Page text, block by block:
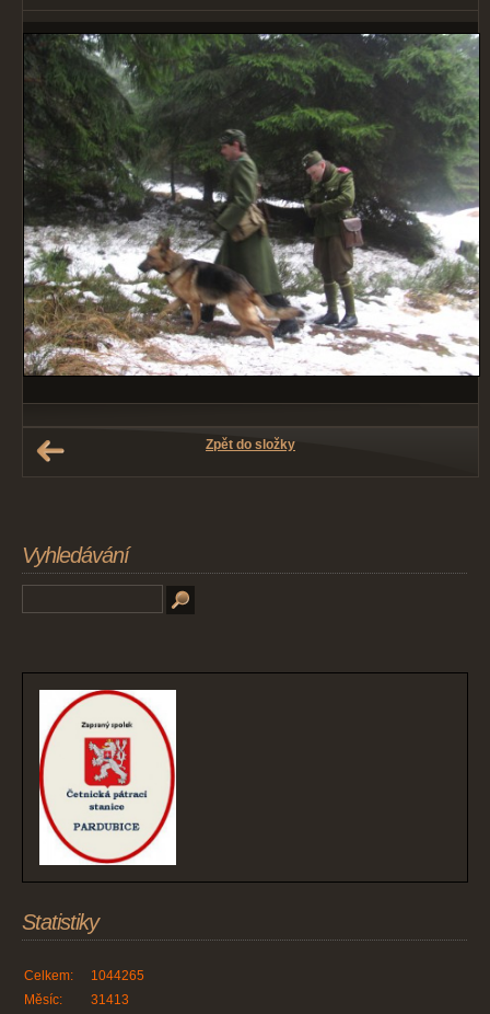
Zpět do složky
Vyhledávání
Statistiky
Celkem:
1044265
Měsíc:
31413